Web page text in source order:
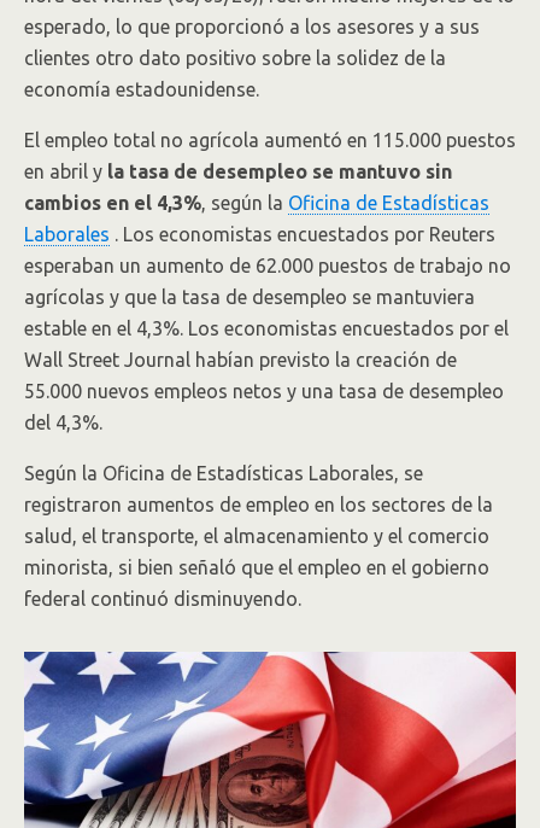
esperado, lo que proporcionó a los asesores y a sus
clientes otro dato positivo sobre la solidez de la
economía estadounidense.
El empleo total no agrícola aumentó en 115.000 puestos
en abril y la tasa de desempleo se mantuvo sin
cambios en el 4,3%, según la Oficina de Estadísticas
Laborales . Los economistas encuestados por Reuters
esperaban un aumento de 62.000 puestos de trabajo no
agrícolas y que la tasa de desempleo se mantuviera
estable en el 4,3%. Los economistas encuestados por el
Wall Street Journal habían previsto la creación de
55.000 nuevos empleos netos y una tasa de desempleo
del 4,3%.
Según la Oficina de Estadísticas Laborales, se
registraron aumentos de empleo en los sectores de la
salud, el transporte, el almacenamiento y el comercio
minorista, si bien señaló que el empleo en el gobierno
federal continuó disminuyendo.